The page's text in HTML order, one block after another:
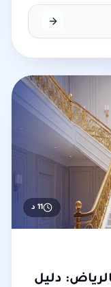
11 د
دليل